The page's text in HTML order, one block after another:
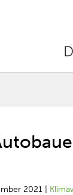
2021